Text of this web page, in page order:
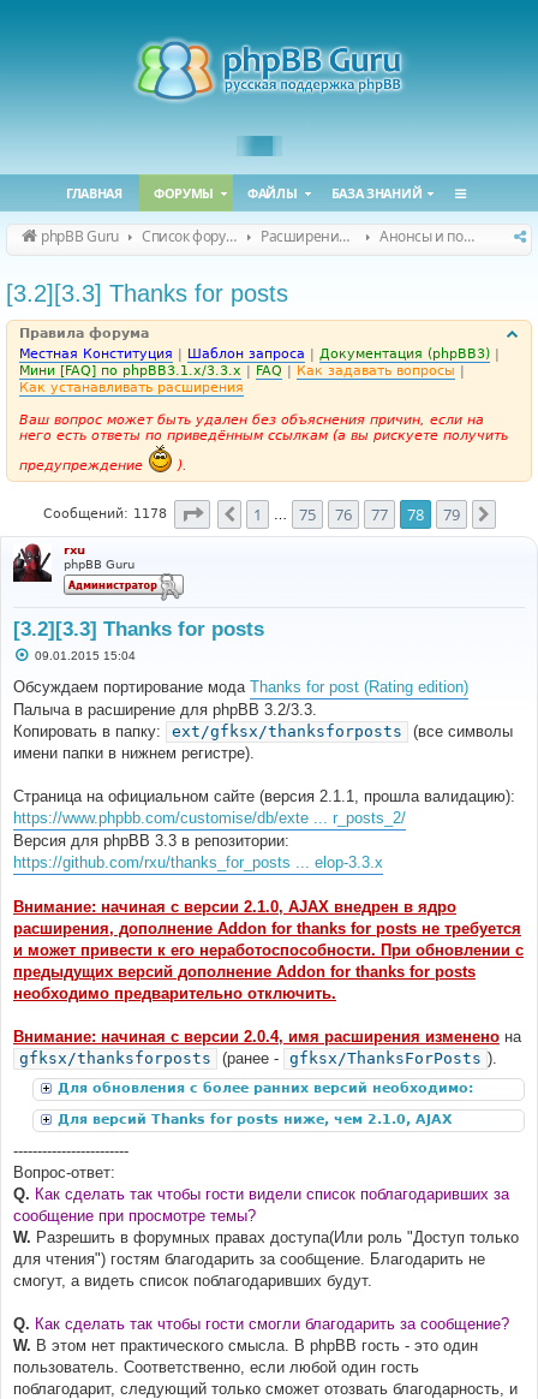
ГЛАВНАЯ ФОРУМЫ ФАЙЛЫ БАЗА ЗНАНИЙ
phpBB Guru Список форумов Расширения phpBB Анонсы и поддержка расширений для phpBB
[3.2][3.3] Thanks for posts
Правила форума
Местная Конституция | Шаблон запроса | Документация (phpBB3) |
Мини [FAQ] по phpBB3.1.x/3.3.x | FAQ | Как задавать вопросы |
Как устанавливать расширения
Ваш вопрос может быть удален без объяснения причин, если на
него есть ответы по приведённым ссылкам (а вы рискуете получить
предупреждение
).
Сообщений: 1178 Страница78 из 79
Пред.
1 75 76 77 78 79
rxu
phpBB Guru
[3.2][3.3] Thanks for posts
С
о
б
щ
н
и
09.01.2015 15:04
Обсуждаем портирование мода Thanks for post (Rating edition)
Палыча в расширение для phpBB 3.2/3.3.
Копировать в папку:
ext/gfksx/thanksforposts
(все символы
имени папки в нижнем регистре).
Страница на официальном сайте (версия 2.1.1, прошла валидацию):
https://www.phpbb.com/customise/db/exte ... r_posts_2/
Версия для phpBB 3.3 в репозитории:
https://github.com/rxu/thanks_for_posts ... elop-3.3.x
Внимание: начиная с версии 2.1.0, AJAX внедрен в ядро
расширения, дополнение Addon for thanks for posts не требуется
и может привести к его неработоспособности. При обновлении с
предыдущих версий дополнение Addon for thanks for posts
необходимо предварительно отключить.
Внимание: начиная с версии 2.0.4, имя расширения изменено на
gfksx/thanksforposts
(ранее - gfksx/ThanksForPosts ).
Для обновления с более ранних версий необходимо:
Для версий Thanks for posts ниже, чем 2.1.0, AJAX
------------------------
Вопрос-ответ:
Q. Как сделать так чтобы гости видели список поблагодаривших за
сообщение при просмотре темы?
W. Разрешить в форумных правах доступа(Или роль "Доступ только
для чтения") гостям благодарить за сообщение. Благодарить не
смогут, а видеть список поблагодаривших будут.
Q. Как сделать так чтобы гости смогли благодарить за сообщение?
W. В этом нет практического смысла. В phpBB гость - это один
пользователь. Соответственно, если любой один гость
поблагодарит, следующий только сможет отозвать благодарность, и